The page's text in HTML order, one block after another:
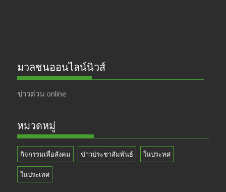
มวลชนออนไลน์นิวส์
ข่าวด่วน online
หมวดหมู่
กิจกรรมเพื่อสังคม ข่าวประชาสัมพันธ์ ในประทศ
ในประเทศ